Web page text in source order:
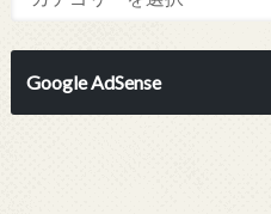
Google AdSense